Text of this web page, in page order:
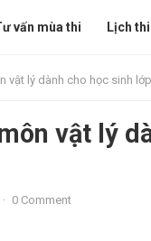
vấn mùa thi Lịch thi
vật lý dành cho học sinh
vật lý
· 0 Comment